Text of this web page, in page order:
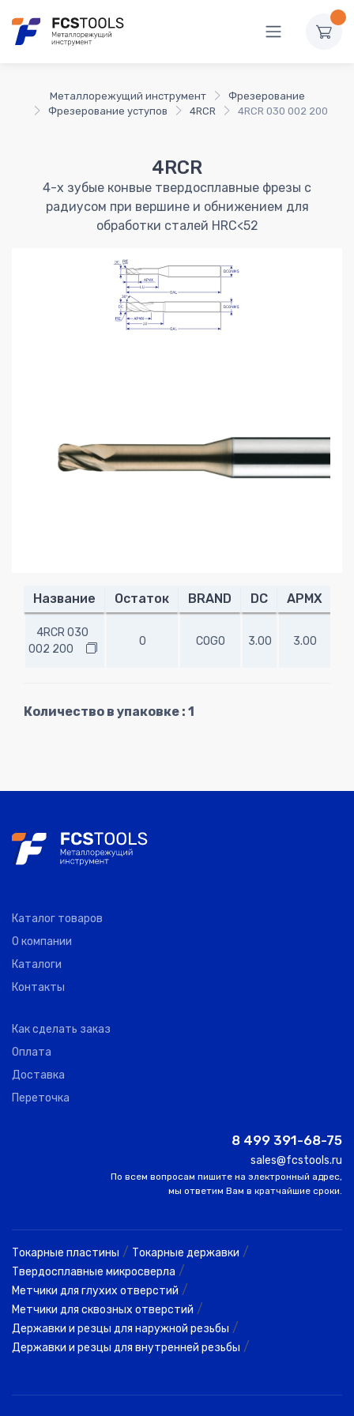
Металлорежущий инструмент
Фрезерование
Фрезерование уступов
4RCR 4RCR 030 002 200
4RCR
4-х зубые конвые твердосплавные фрезы с
радиусом при вершине и обнижением для
обработки сталей HRC<52
Название Остаток BRAND DC APMX
4RCR 030
002 200
0 COGO 3.00 3.00
Количество в упаковке : 1
Каталог товаров
О компании
Каталоги
Контакты
Как сделать заказ
Оплата
Доставка
Переточка
8 499 391-68-75
sales@fcstools.ru
По всем вопросам пишите на электронный адрес,
мы ответим Вам в кратчайшие сроки.
Токарные пластины / Токарные державки /
Твердосплавные микросверла /
Метчики для глухих отверстий /
Метчики для сквозных отверстий /
Державки и резцы для наружной резьбы /
Державки и резцы для внутренней резьбы /